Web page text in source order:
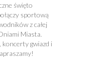
święto
sportową
z całej
Miasta.
koncerty gwiazd i